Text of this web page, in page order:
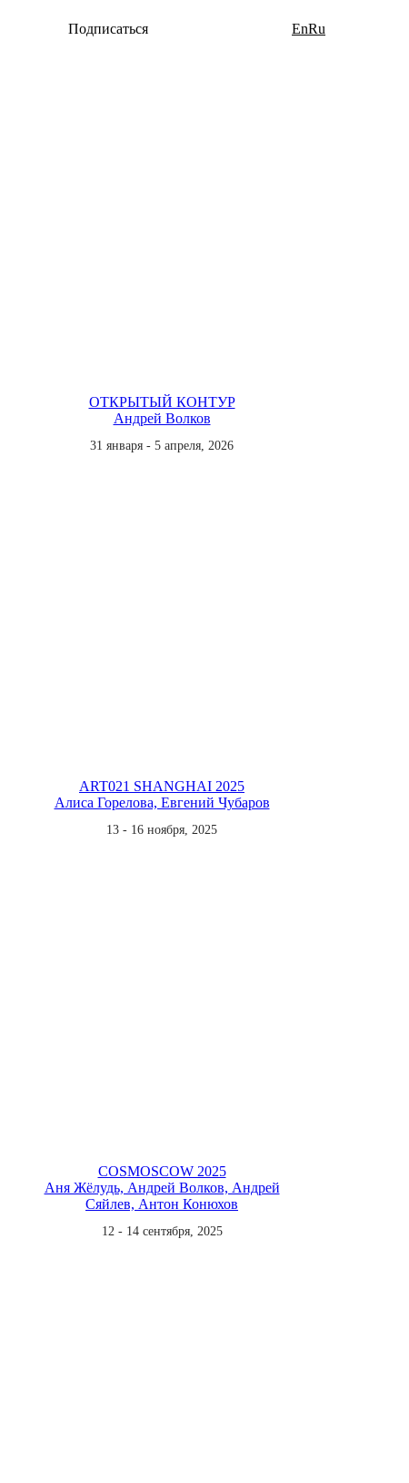
Подписаться EnRu
ОТКРЫТЫЙ КОНТУР
Андрей Волков
31 января - 5 апреля, 2026
ART021 SHANGHAI 2025
Алиса Горелова, Евгений Чубаров
13 - 16 ноября, 2025
COSMOSCOW 2025
Аня Жёлудь, Андрей Волков, Андрей
Сяйлев, Антон Конюхов
12 - 14 сентября, 2025